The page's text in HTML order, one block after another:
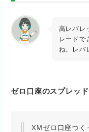
高レバレ
レードで
ね。レバ
ゼロ口座のスプレッ
XMゼロ口座つく